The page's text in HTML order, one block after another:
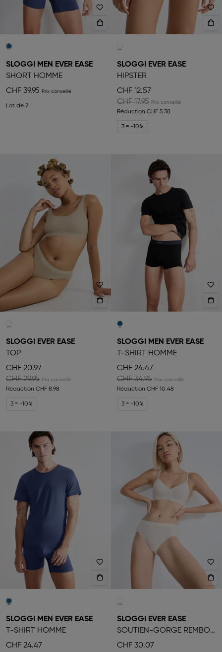
SLOGGI MEN EVER EASE
SHORT HOMME
CHF 39.95
Lot de 2
SLOGGI EVER EASE
HIPSTER
CHF 12.57
CHF 17.95
Réduction CHF 5.38
3 = -10%
SLOGGI EVER EASE
TOP
CHF 20.97
CHF 29.95
Réduction CHF 8.98
3 = -10%
SLOGGI MEN EVER EASE
T-SHIRT HOMME
CHF 24.47
CHF 34.95
Réduction CHF 10.48
3 = -10%
SLOGGI MEN EVER EASE
T-SHIRT HOMME
CHF 24.47
SLOGGI EVER EASE
SOUTIEN-GORGE REMBOURRÉ
CHF 30.07